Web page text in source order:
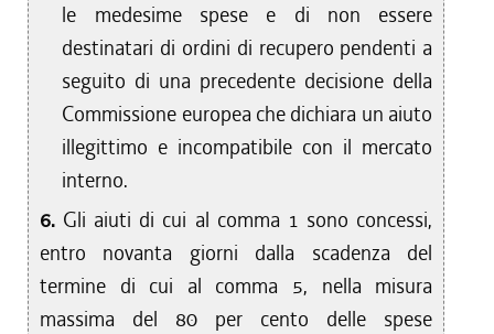
le medesime spese e di non essere
destinatari di ordini di recupero pendenti a
seguito di una precedente decisione della
Commissione europea che dichiara un aiuto
illegittimo e incompatibile con il mercato
interno.
6. Gli aiuti di cui al comma 1 sono concessi,
entro novanta giorni dalla scadenza del
termine di cui al comma 5, nella misura
massima del 80 per cento delle spese